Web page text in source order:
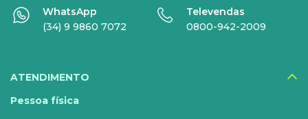
HBO Max
Veja todos serviços
WhatsApp
(34) 9 9860 7072
Televendas
0800-942-2009
ATENDIMENTO
Pessoa física